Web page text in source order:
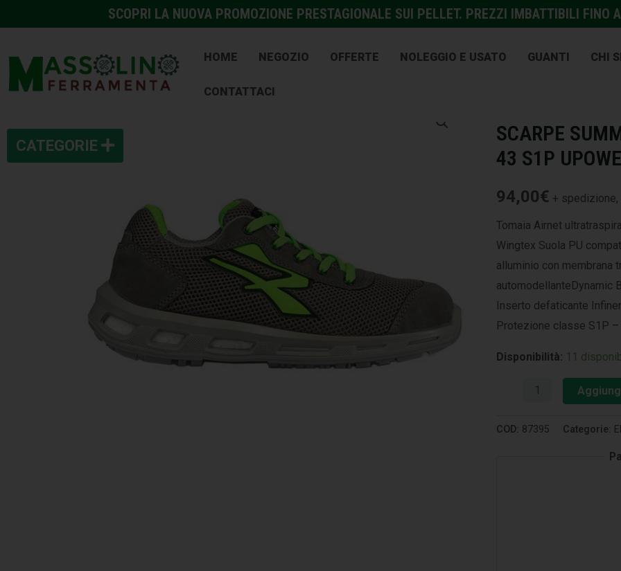
SCOPRI LA NUOVA PROMOZIONE PRESTAGIONALE SUI PELLET. PREZZI IMBATTIBILI FINO
HOME NEGOZIO OFFERTE NOLEGGIO E USATO GUANTI CHI
CONTATTACI
SCARPE
43 S1P
94,00€ +
Tomaia Airnet
Wingtex Suola PU
alluminio con membrana
automodellanteDynamic
Inserto defaticante
Protezione classe S1P
Disponibilità: 11
COD: 87395 Categorie: